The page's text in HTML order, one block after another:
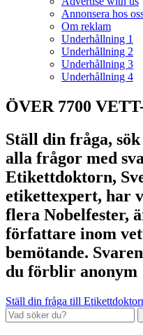
Annonsera hos
Om reklam
Underhållning 1
Underhållning 2
Underhållning 3
Underhållning 4
ÖVER 7700
Ställ din fråga,
alla frågor med
Etikettdoktorn,
etikettexpert, har
flera Nobelfester,
författare inom
bemötande.
du förblir anonym
Ställ din fråga till